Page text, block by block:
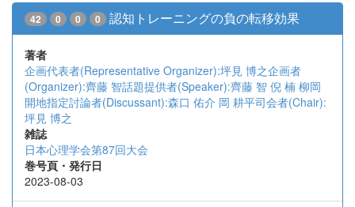
42 0 0 0 認知トレーニングの負の転移効果
著者
企画代表者(Representative Organizer):坪見 博之企画者
(Organizer):齊藤 智話題提供者(Speaker):齊藤 智 倪 楠 柳岡
開地指定討論者(Discussant):森口 佑介 岡 耕平司会者(Chair):
坪見 博之
雑誌
日本心理学会第87回大会
巻号頁・発行日
2023-08-03